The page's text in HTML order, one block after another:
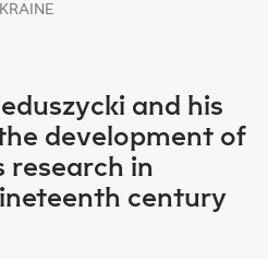
and his
development of
research in
century